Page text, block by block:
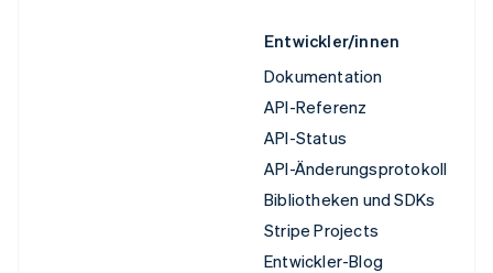
Entwickler/innen
Dokumentation
API-Referenz
API-Status
API-Änderungsprotokoll
Bibliotheken und SDKs
Stripe Projects
Entwickler-Blog